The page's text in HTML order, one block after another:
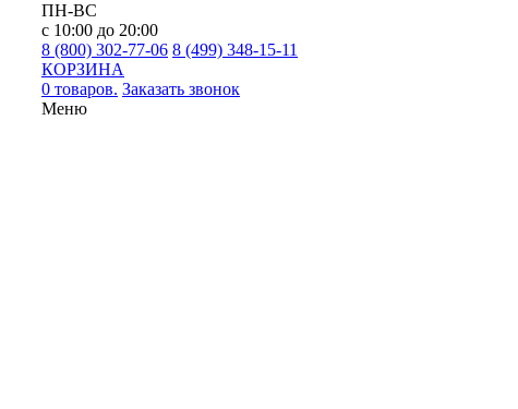
ПН-ВС
с 10:00 до 20:00
8 (800) 302-77-06 8 (499) 348-15-11
КОРЗИНА
0 товаров. Заказать звонок
Меню